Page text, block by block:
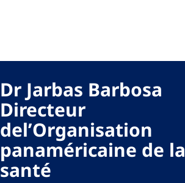
Dr Jarbas Barbosa
Directeur
del’Organisation
panaméricaine de la
santé